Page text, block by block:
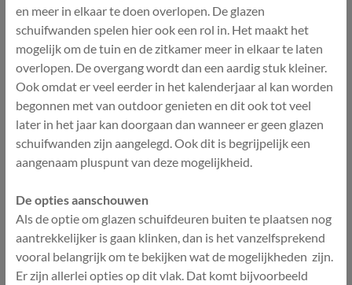
en meer in elkaar te doen overlopen. De glazen
schuifwanden spelen hier ook een rol in. Het maakt het
mogelijk om de tuin en de zitkamer meer in elkaar te laten
overlopen. De overgang wordt dan een aardig stuk kleiner.
Ook omdat er veel eerder in het kalenderjaar al kan worden
begonnen met van outdoor genieten en dit ook tot veel
later in het jaar kan doorgaan dan wanneer er geen glazen
schuifwanden zijn aangelegd. Ook dit is begrijpelijk een
aangenaam pluspunt van deze mogelijkheid.
De opties aanschouwen
Als de optie om glazen schuifdeuren buiten te plaatsen nog
aantrekkelijker is gaan klinken, dan is het vanzelfsprekend
vooral belangrijk om te bekijken wat de mogelijkheden zijn.
Er zijn allerlei opties op dit vlak. Dat komt bijvoorbeeld